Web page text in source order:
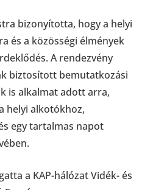
bizonyította, hogy a helyi
és a közösségi élmények
A rendezvény
biztosított bemutatkozási
is alkalmat adott arra,
helyi alkotókhoz,
egy tartalmas napot
a KAP-hálózat Vidék- és